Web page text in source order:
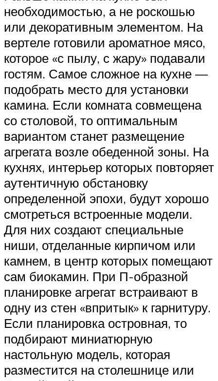
необходимостью, а не роскошью
или декоративным элементом. На
вертеле готовили ароматное мясо,
которое «с пылу, с жару» подавали
гостям. Самое сложное на кухне —
подобрать место для установки
камина. Если комната совмещена
со столовой, то оптимальным
вариантом станет размещение
агрегата возле обеденной зоны. На
кухнях, интерьер которых повторяет
аутентичную обстановку
определенной эпохи, будут хорошо
смотреться встроенные модели.
Для них создают специальные
ниши, отделанные кирпичом или
камнем, в центр которых помещают
сам биокамин. При П-образной
планировке агрегат встраивают в
одну из стен «впритык» к гарнитуру.
Если планировка островная, то
подбирают миниатюрную
настольную модель, которая
разместится на столешнице или